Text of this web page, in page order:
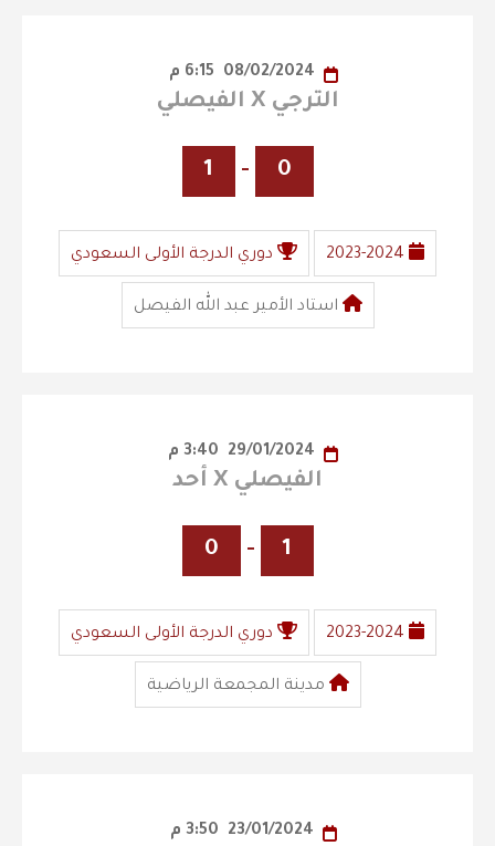
الترجي X الفيصلي
0
-
1
2023-2024 دوري الدرجة الأولى السعودي
استاد الأمير عبد الله الفيصل
الفيصلي X أحد
1
-
0
2023-2024 دوري الدرجة الأولى السعودي
مدينة المجمعة الرياضية